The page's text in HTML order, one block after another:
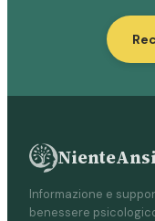
Informazione e
benessere